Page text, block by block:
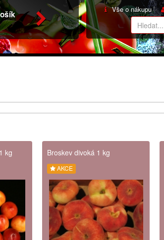
Vše o nákupu
kg Broskev divoká 1 kg
AKCE